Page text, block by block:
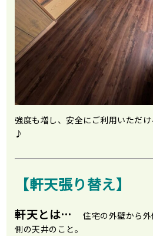
強度も増し、安全にご利用いただ
♪
【軒天張り替え】
軒天とは…住宅の外壁から
側の天井のこと。